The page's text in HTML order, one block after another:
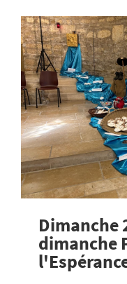
Dimanche
dimanche